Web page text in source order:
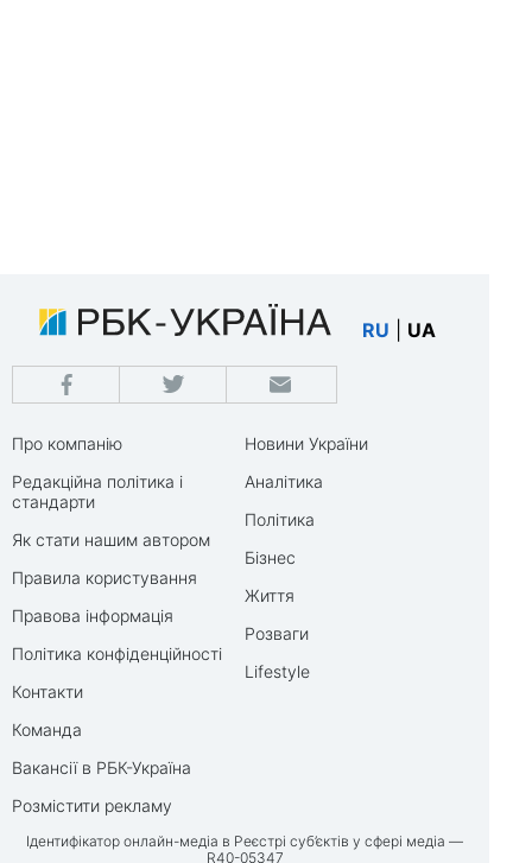
RU UA
Про компанію
Редакційна політика і
стандарти
Як стати нашим автором
Правила користування
Правова інформація
Політика конфіденційності
Контакти
Команда
Вакансії в РБК-Україна
Розмістити рекламу
Новини України
Аналітика
Політика
Бізнес
Життя
Розваги
Lifestyle
Ідентифікатор онлайн-медіа в Реєстрі суб’єктів у сфері медіа —
R40-05347